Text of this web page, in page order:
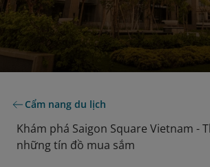
Cẩm nang du lịch
Khám phá Saigon Square Vietnam -
những tín đồ mua sắm